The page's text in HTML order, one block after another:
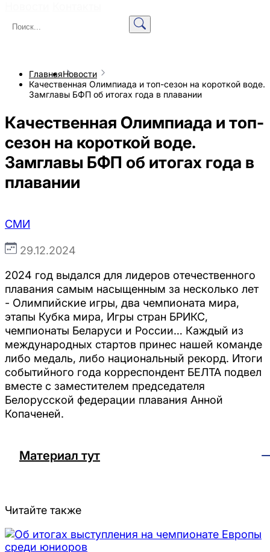
ГлавнаяНовости
Качественная Олимпиада и топ-сезон на короткой воде.
Замглавы БФП об итогах года в плавании
Качественная Олимпиада и топ-
сезон на короткой воде.
Замглавы БФП об итогах года в
плавании
СМИ
29.12.2024
2024 год выдался для лидеров отечественного
плавания самым насыщенным за несколько лет
- Олимпийские игры, два чемпионата мира,
этапы Кубка мира, Игры стран БРИКС,
чемпионаты Беларуси и России… Каждый из
международных стартов принес нашей команде
либо медаль, либо национальный рекорд. Итоги
событийного года корреспондент БЕЛТА подвел
вместе с заместителем председателя
Белорусской федерации плавания Анной
Копаченей.
Материал тут
Читайте также